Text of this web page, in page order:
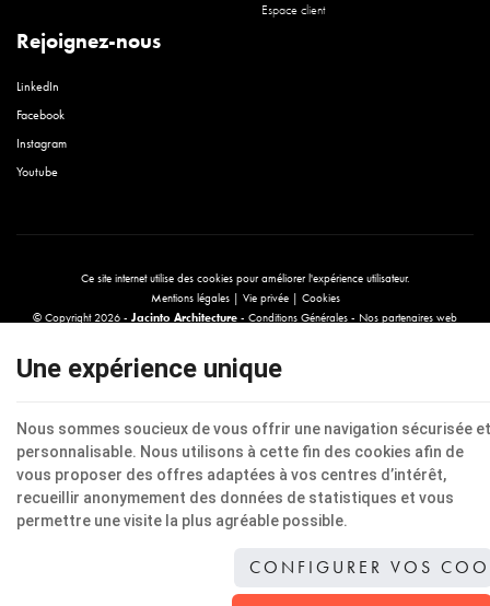
Espace client
Rejoignez-nous
LinkedIn
Facebook
Instagram
Youtube
Ce site internet utilise des cookies pour améliorer l'expérience utilisateur.
Mentions légales| Vie privée| Cookies
© Copyright 2026 - Jacinto Architecture - Conditions Générales - Nos partenaires web
, créateur de sites Internet pour commerçants, indépendants & PME.
Une expérience unique
Nous sommes soucieux de vous offrir une navigation sécurisée et
personnalisable. Nous utilisons à cette fin des cookies afin de
vous proposer des offres adaptées à vos centres d’intérêt,
recueillir anonymement des données de statistiques et vous
permettre une visite la plus agréable possible.
CONFIGURER VOS